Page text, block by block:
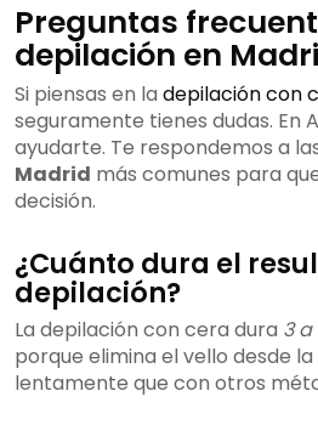
Preguntas
depilación en
Si piensas en la depilación con
seguramente tienes dudas. En
ayudarte. Te respondemos a
Madrid más comunes para
decisión.
¿Cuánto dura el
depilación?
La depilación con cera dura 3
porque elimina el vello desde
lentamente que con otros